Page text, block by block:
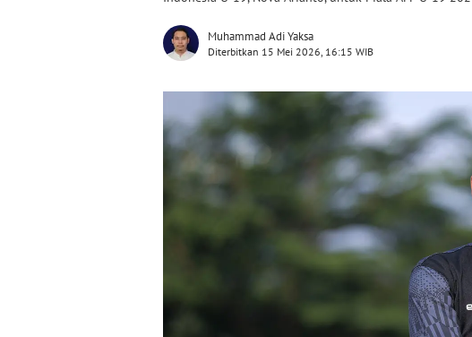
Muhammad Adi Yaksa
Diterbitkan 15 Mei 2026, 16:15 WIB